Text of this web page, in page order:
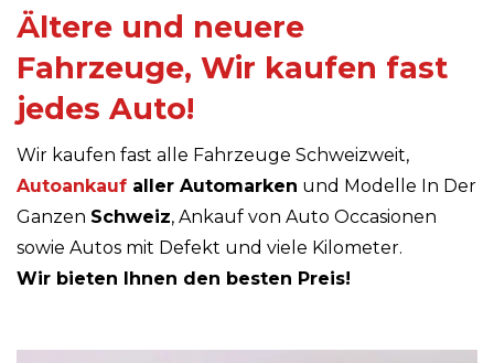
Ältere und neuere
Fahrzeuge, Wir kaufen fast
jedes Auto!
Wir kaufen fast alle Fahrzeuge Schweizweit,
Autoankauf aller Automarken und Modelle In Der
Ganzen Schweiz, Ankauf von Auto Occasionen
sowie Autos mit Defekt und viele Kilometer.
Wir bieten Ihnen den besten Preis!